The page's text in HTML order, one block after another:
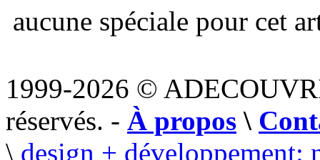
aucune spéciale pour cet
1999-2026 ©
réservés. - À propos \
\ design + développement: